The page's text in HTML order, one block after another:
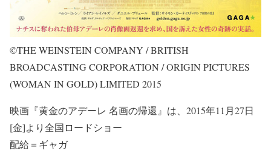
©THE WEINSTEIN COMPANY / BRITISH
BROADCASTING CORPORATION / ORIGIN PICTURES
(WOMAN IN GOLD) LIMITED 2015
映画『黄金のアデーレ 名画の帰還』は、2015年11月27日
[金]より全国ロードショー
配給＝ギャガ